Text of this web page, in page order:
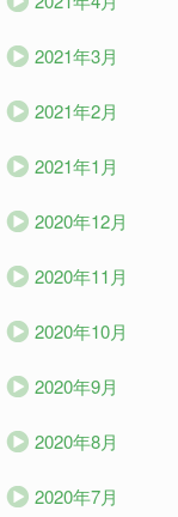
2021年3月
2021年2月
2021年1月
2020年12月
2020年11月
2020年10月
2020年9月
2020年8月
2020年7月